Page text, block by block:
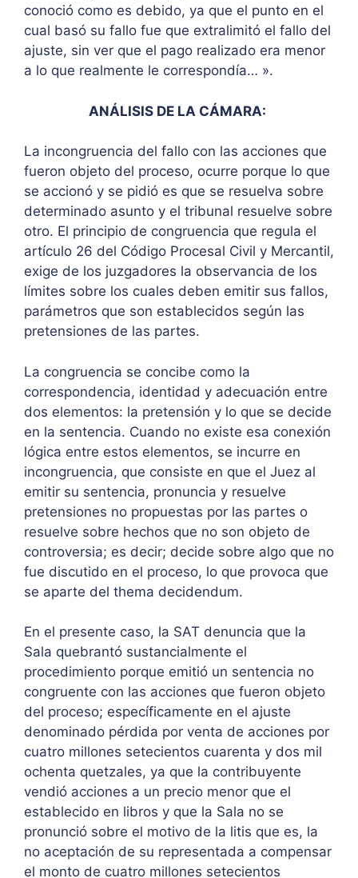
conoció como es debido, ya que el punto en el
cual basó su fallo fue que extralimitó el fallo del
ajuste, sin ver que el pago realizado era menor
a lo que realmente le correspondía… ».
ANÁLISIS DE LA CÁMARA:
La incongruencia del fallo con las acciones que
fueron objeto del proceso, ocurre porque lo que
se accionó y se pidió es que se resuelva sobre
determinado asunto y el tribunal resuelve sobre
otro. El principio de congruencia que regula el
artículo 26 del Código Procesal Civil y Mercantil,
exige de los juzgadores la observancia de los
límites sobre los cuales deben emitir sus fallos,
parámetros que son establecidos según las
pretensiones de las partes.
La congruencia se concibe como la
correspondencia, identidad y adecuación entre
dos elementos: la pretensión y lo que se decide
en la sentencia. Cuando no existe esa conexión
lógica entre estos elementos, se incurre en
incongruencia, que consiste en que el Juez al
emitir su sentencia, pronuncia y resuelve
pretensiones no propuestas por las partes o
resuelve sobre hechos que no son objeto de
controversia; es decir; decide sobre algo que no
fue discutido en el proceso, lo que provoca que
se aparte del thema decidendum.
En el presente caso, la SAT denuncia que la
Sala quebrantó sustancialmente el
procedimiento porque emitió un sentencia no
congruente con las acciones que fueron objeto
del proceso; específicamente en el ajuste
denominado pérdida por venta de acciones por
cuatro millones setecientos cuarenta y dos mil
ochenta quetzales, ya que la contribuyente
vendió acciones a un precio menor que el
establecido en libros y que la Sala no se
pronunció sobre el motivo de la litis que es, la
no aceptación de su representada a compensar
el monto de cuatro millones setecientos